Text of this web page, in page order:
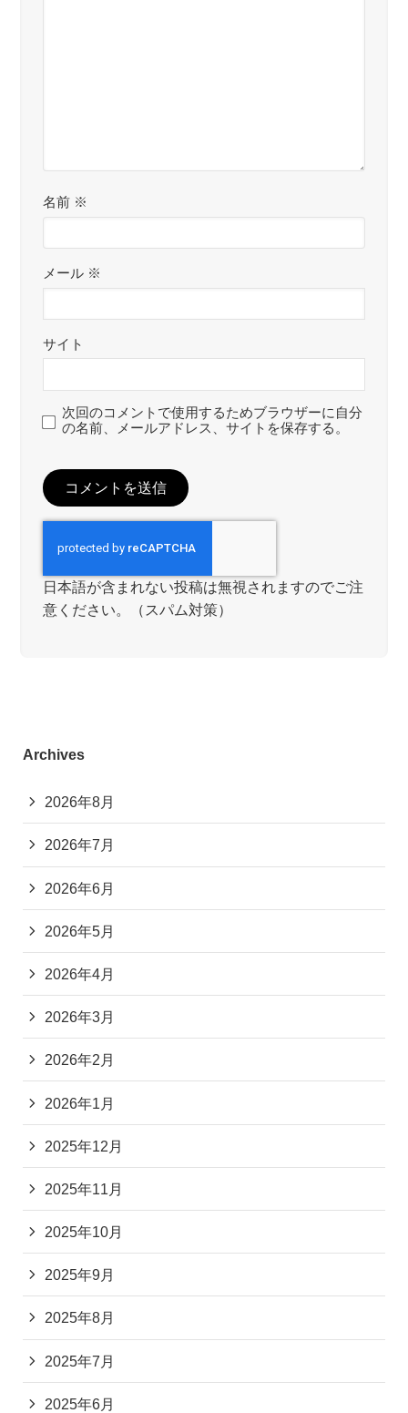
名前 ※
メール ※
サイト
次回のコメントで使用するためブラウザーに自分
の名前、メールアドレス、サイトを保存する。
日本語が含まれない投稿は無視されますのでご注
意ください。（スパム対策）
Archives
2026年8月
2026年7月
2026年6月
2026年5月
2026年4月
2026年3月
2026年2月
2026年1月
2025年12月
2025年11月
2025年10月
2025年9月
2025年8月
2025年7月
2025年6月